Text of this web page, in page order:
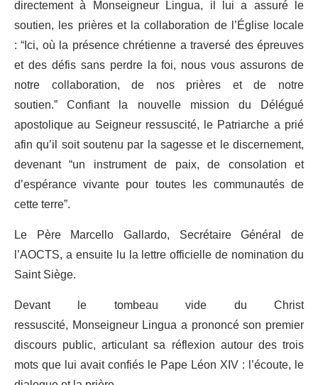
directement à Monseigneur Lingua, il lui a assuré le
soutien, les prières et la collaboration de l’Église locale
: “Ici, où la présence chrétienne a traversé des épreuves
et des défis sans perdre la foi, nous vous assurons de
notre collaboration, de nos prières et de notre
soutien.” Confiant la nouvelle mission du Délégué
apostolique au Seigneur ressuscité, le Patriarche a prié
afin qu’il soit soutenu par la sagesse et le discernement,
devenant “un instrument de paix, de consolation et
d’espérance vivante pour toutes les communautés de
cette terre”.
Le Père Marcello Gallardo, Secrétaire Général de
l’AOCTS, a ensuite lu la lettre officielle de nomination du
Saint Siège.
Devant le tombeau vide du Christ
ressuscité, Monseigneur Lingua a prononcé son premier
discours public, articulant sa réflexion autour des trois
mots que lui avait confiés le Pape Léon XIV : l’écoute, le